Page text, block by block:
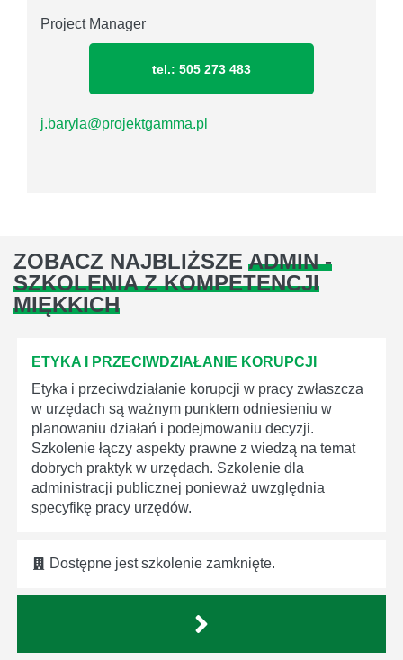
Project Manager
tel.: 505 273 483
j.baryla@projektgamma.pl
ZOBACZ NAJBLIŻSZE ADMIN -
SZKOLENIA Z KOMPETENCJI
MIĘKKICH
ETYKA I PRZECIWDZIAŁANIE KORUPCJI
Etyka i przeciwdziałanie korupcji w pracy zwłaszcza
w urzędach są ważnym punktem odniesieniu w
planowaniu działań i podejmowaniu decyzji.
Szkolenie łączy aspekty prawne z wiedzą na temat
dobrych praktyk w urzędach. Szkolenie dla
administracji publicznej ponieważ uwzględnia
specyfikę pracy urzędów.
Dostępne jest szkolenie zamknięte.